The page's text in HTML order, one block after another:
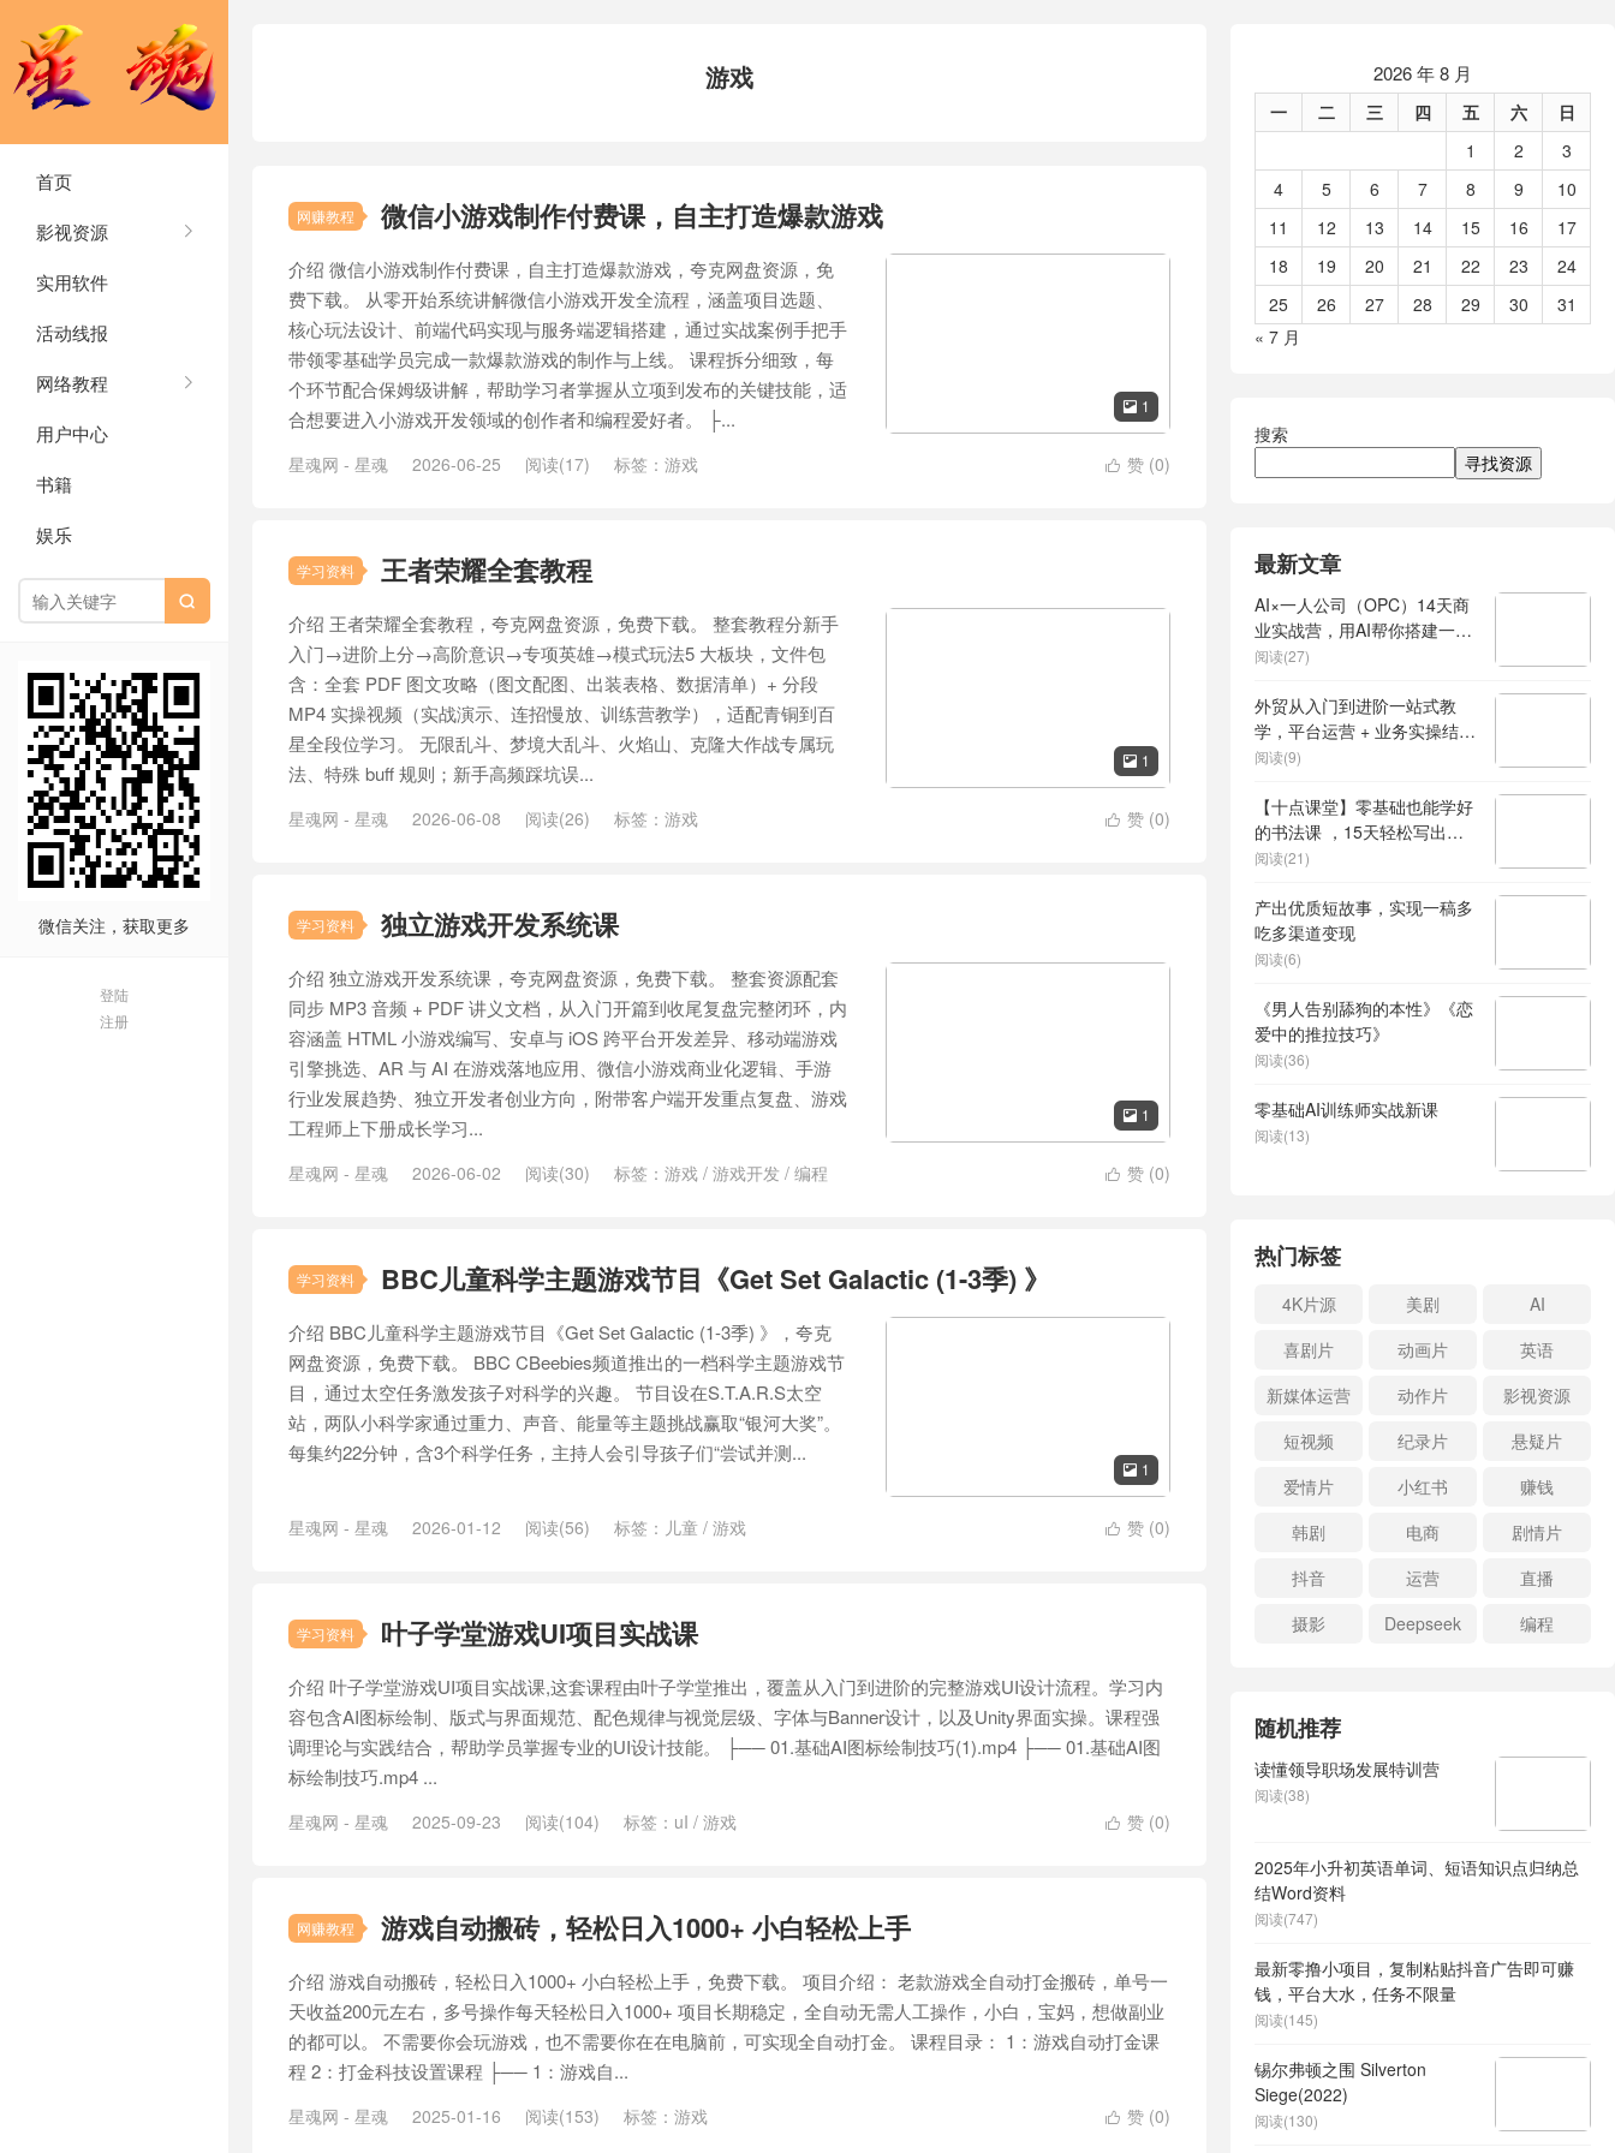
首页
影视资源
实用软件
活动线报
网络教程
用户中心
书籍
娱乐

微信关注，获取更多
登陆
注册
游戏
网赚教程 微信小游戏制作付费课，自主打造爆款游戏
 1
介绍 微信小游戏制作付费课，自主打造爆款游戏，夸克网盘资源，免
费下载。 从零开始系统讲解微信小游戏开发全流程，涵盖项目选题、
核心玩法设计、前端代码实现与服务端逻辑搭建，通过实战案例手把手
带领零基础学员完成一款爆款游戏的制作与上线。 课程拆分细致，每
个环节配合保姆级讲解，帮助学习者掌握从立项到发布的关键技能，适
合想要进入小游戏开发领域的创作者和编程爱好者。 ├...
 赞 (0)
星魂网 - 星魂 2026-06-25 阅读(17) 标签： 游戏
学习资料 王者荣耀全套教程
 1
介绍 王者荣耀全套教程，夸克网盘资源，免费下载。 整套教程分新手
入门→进阶上分→高阶意识→专项英雄→模式玩法5 大板块，文件包
含：全套 PDF 图文攻略（图文配图、出装表格、数据清单）+ 分段
MP4 实操视频（实战演示、连招慢放、训练营教学），适配青铜到百
星全段位学习。 无限乱斗、梦境大乱斗、火焰山、克隆大作战专属玩
法、特殊 buff 规则；新手高频踩坑误...
 赞 (0)
星魂网 - 星魂 2026-06-08 阅读(26) 标签： 游戏
学习资料 独立游戏开发系统课
 1
介绍 独立游戏开发系统课，夸克网盘资源，免费下载。 整套资源配套
同步 MP3 音频 + PDF 讲义文档，从入门开篇到收尾复盘完整闭环，内
容涵盖 HTML 小游戏编写、安卓与 iOS 跨平台开发差异、移动端游戏
引擎挑选、AR 与 AI 在游戏落地应用、微信小游戏商业化逻辑、手游
行业发展趋势、独立开发者创业方向，附带客户端开发重点复盘、游戏
工程师上下册成长学习...
 赞 (0)
星魂网 - 星魂 2026-06-02 阅读(30) 标签： 游戏 / 游戏开发 / 编程
学习资料 BBC儿童科学主题游戏节目《Get Set Galactic (1-3季) 》
 1
介绍 BBC儿童科学主题游戏节目《Get Set Galactic (1-3季) 》，夸克
网盘资源，免费下载。 BBC CBeebies频道推出的一档科学主题游戏节
目，通过太空任务激发孩子对科学的兴趣。 节目设在S.T.A.R.S太空
站，两队小科学家通过重力、声音、能量等主题挑战赢取“银河大奖”。
每集约22分钟，含3个科学任务，主持人会引导孩子们“尝试并测...
 赞 (0)
星魂网 - 星魂 2026-01-12 阅读(56) 标签： 儿童 / 游戏
学习资料 叶子学堂游戏UI项目实战课
介绍 叶子学堂游戏UI项目实战课,这套课程由叶子学堂推出，覆盖从入门到进阶的完整游戏UI设计流程。学习内
容包含AI图标绘制、版式与界面规范、配色规律与视觉层级、字体与Banner设计，以及Unity界面实操。课程强
调理论与实践结合，帮助学员掌握专业的UI设计技能。 ├── 01.基础AI图标绘制技巧(1).mp4 ├── 01.基础AI图
标绘制技巧.mp4 ...
 赞 (0)
星魂网 - 星魂 2025-09-23 阅读(104) 标签： uI / 游戏
网赚教程 游戏自动搬砖，轻松日入1000+ 小白轻松上手
介绍 游戏自动搬砖，轻松日入1000+ 小白轻松上手，免费下载。 项目介绍： 老款游戏全自动打金搬砖，单号一
天收益200元左右，多号操作每天轻松日入1000+ 项目长期稳定，全自动无需人工操作，小白，宝妈，想做副业
的都可以。 不需要你会玩游戏，也不需要你在在电脑前，可实现全自动打金。 课程目录： 1：游戏自动打金课
程 2：打金科技设置课程 ├── 1：游戏自...
 赞 (0)
星魂网 - 星魂 2025-01-16 阅读(153) 标签： 游戏
2026 年 8 月
一 二 三 四 五 六
日
1
2
3
4
5 6 7 8 9
10
11
12 13 14 15 16
17
18
19 20 21 22 23
24
25
26 27 28 29 30
31
« 7 月
搜索
寻找资源
最新文章
AI×一人公司（OPC）14天商
业实战营，用AI帮你搭建一个
属于你自己的、能独立賺钱的
阅读(27)
外贸从入门到进阶一站式教
学，平台运营 + 业务实操结
合，实现业绩稳步增长
阅读(9)
【十点课堂】零基础也能学好
的书法课 ，15天轻松写出漂
亮人生
阅读(21)
产出优质短故事，实现一稿多
吃多渠道变现
阅读(6)
《男人告别舔狗的本性》《恋
爱中的推拉技巧》
阅读(36)
零基础AI训练师实战新课
阅读(13)
热门标签
4K片源 美剧
AI
喜剧片
动画片
英语
新媒体运营
动作片
影视资源
短视频
纪录片
悬疑片
爱情片
小红书
赚钱
韩剧
电商
剧情片
抖音
运营
直播
摄影
Deepseek 编程
随机推荐
读懂领导职场发展特训营
阅读(38)
2025年小升初英语单词、短语知识点归纳总
结Word资料
阅读(747)
最新零撸小项目，复制粘贴抖音广告即可赚
钱，平台大水，任务不限量
阅读(145)
锡尔弗顿之围 Silverton
Siege(2022)
阅读(130)